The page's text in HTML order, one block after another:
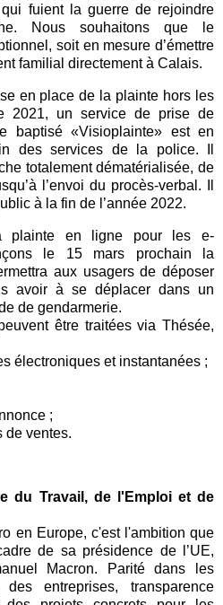
fuient la guerre de rejoindre
Nous souhaitons que le
soit en mesure d’émettre
familial directement à Calais.
en place de la plainte hors les
2021, un service de prise de
baptisé «Visioplainte» est en
des services de la police. Il
totalement dématérialisée, de
l’envoi du procès-verbal. Il
à la fin de l’année 2022.
plainte en ligne pour les e-
le 15 mars prochain la
aux usagers de déposer
avoir à se déplacer dans un
de gendarmerie.
être traitées via Thésée,
électroniques et instantanées ;
;
de ventes.
du Travail, de l'Emploi et de
en Europe, c'est l'ambition que
de sa présidence de l’UE,
Macron. Parité dans les
entreprises, transparence